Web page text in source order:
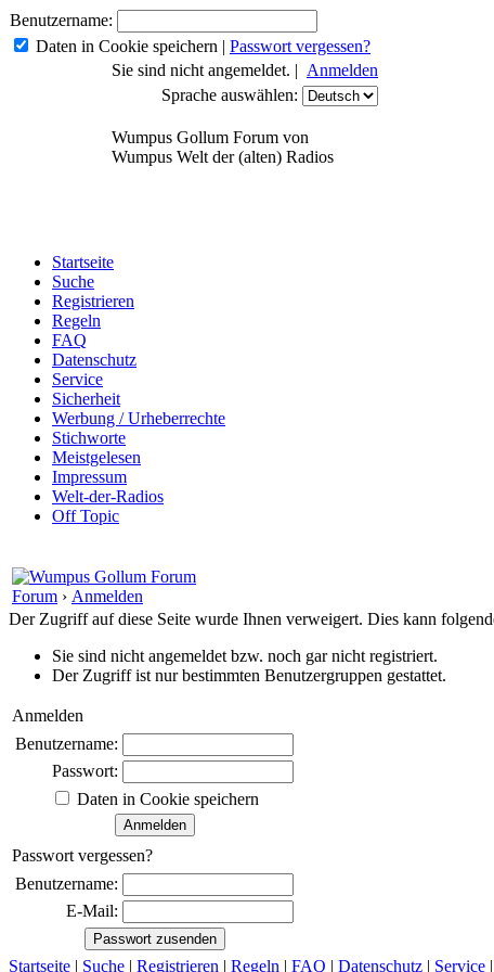
Benutzername:
Daten in Cookie speichern | Passwort vergessen?
Sie sind nicht angemeldet. | Anmelden
Sprache auswählen:
Wumpus Gollum Forum von
Wumpus Welt der (alten) Radios
Startseite
Suche
Registrieren
Regeln
FAQ
Datenschutz
Service
Sicherheit
Werbung / Urheberrechte
Stichworte
Meistgelesen
Impressum
Welt-der-Radios
Off Topic
Forum › Anmelden
Der Zugriff auf diese Seite wurde Ihnen verweigert. Dies kann
Sie sind nicht angemeldet bzw. noch gar nicht registriert.
Der Zugriff ist nur bestimmten Benutzergruppen gestattet.
Anmelden
Benutzername:
Passwort:
Daten in Cookie speichern
Passwort vergessen?
Benutzername:
E-Mail:
Startseite | Suche | Registrieren | Regeln | FAQ | Datenschutz | Service |